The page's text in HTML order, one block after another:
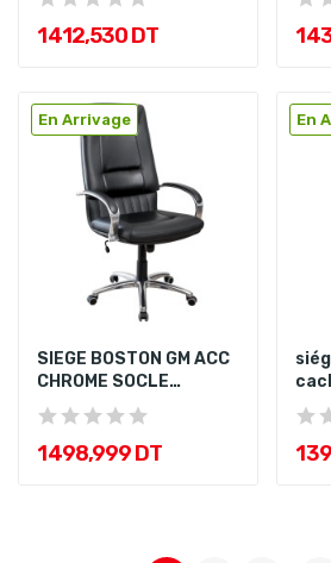
1 412,530 DT 1
En Arrivage
SIEGE BOSTON GM ACC
CHROME SOCLE
CHROME
1 498,999 DT
En
1